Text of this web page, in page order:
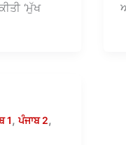
‘ਮੁੱਖ
1,ਪੰਜਾਬ 2,